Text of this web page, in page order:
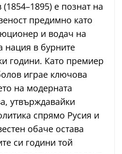
е познат на
предимно като
и водач на
нация в бурните
години. Като премиер
играе ключова
на модерната
утвърждавайки
спрямо Русия и
обаче остава
си години той